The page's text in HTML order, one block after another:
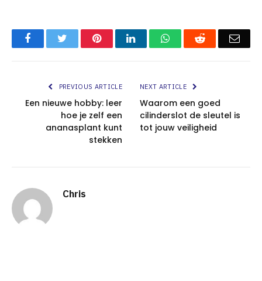
FacebookTwitter PinterestLinkedInWhatsAppReddit
PREVIOUS ARTICLE
Een nieuwe hobby: leer
hoe je zelf een
ananasplant kunt
stekken
NEXT ARTICLE
Waarom een goed
cilinderslot de sleutel is
tot jouw veiligheid
Chris